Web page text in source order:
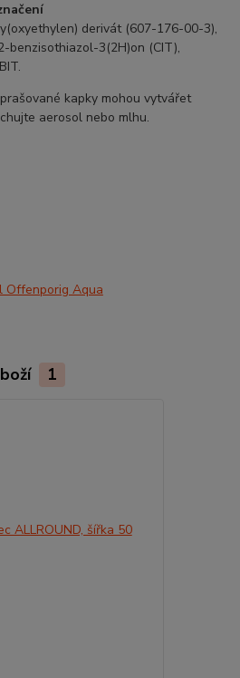
derivát (607-176-00-3),
benzisothiazol-3(2H)on (CIT),
kapky mohou vytvářet
aerosol nebo mlhu.
Offenporig Aqua
1